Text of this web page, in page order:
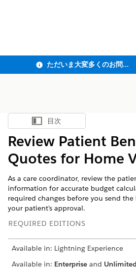
ただいま大変多くのお問い合わせをいただいており、ご連絡までにお時間を頂戴しております
目次を表示
目次
Review Patient
Quotes for Home
As a care coordinator, review the
information for accurate budget
required changes before you send
your patient's approval.
REQUIRED EDITIONS
Available in: Lightning Experience
Available in: Enterprise and Unlimited